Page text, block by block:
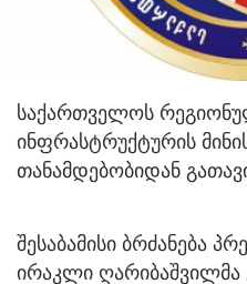
საქართველოს
ინფრასტრუქტურის
თანამდებობიდან
შესაბამისი ბრძანება
ირაკლი